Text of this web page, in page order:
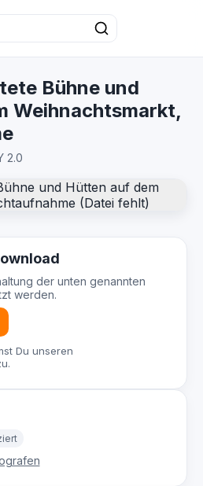
Bühne und
Weihnachtsmarkt,
2.0
der unten genannten
werden.
Du unseren